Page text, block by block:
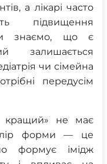
а лікарі часто
підвищення
знаємо, що є
залишається
чи сімейна
передусім
кращий» не має
форми — це
формує імідж